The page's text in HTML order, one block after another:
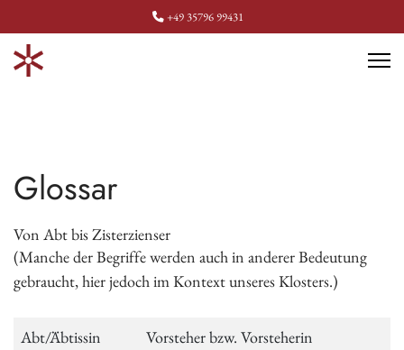
+49 35796 99431
Glossar
Von Abt bis Zisterzienser
(Manche der Begriffe werden auch in anderer Bedeutung
gebraucht, hier jedoch im Kontext unseres Klosters.)
Abt/Äbtissin
Vorsteher bzw. Vorsteherin